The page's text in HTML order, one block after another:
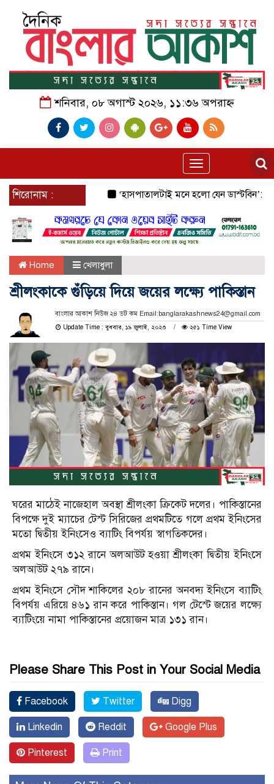
শনিবার, ০৮ অগাস্ট ২০২৬, ১১:৩৬ অপরাহ্ন
Toggle
navigation
শিরোনাম : ‘হাসপাতালটাই মনে হলো যেন ডাস্টবিন’:
Home খেলাধুলা
শ্রীলংকাকে গুঁড়িয়ে দিয়ে জয়ের লক্ষ্যে পাকিস্তান
বাংলার আকাশ নিউজ ২৪ ডট কম Email:banglarakashnews24@gmail.com
Update Time : বুধবার, ১৯ জুলাই, ২০২৩
২৫১ Time View
ঘরের মাঠেই নাজেহাল অবস্থা শ্রীলংকা ক্রিকেট দলের। পাকিস্তানের
বিপক্ষে দুই ম্যাচের টেস্ট সিরিজের প্রথমটিতে গলে প্রথম ইনিংসের
মতো দ্বিতীয় ইনিংসেও ব্যাটিং বিপর্যয় স্বাগতিকদের।
প্রথম ইনিংসে ৩১২ রানে অলআউট হওয়া শ্রীলংকা দ্বিতীয় ইনিংসে
অলআউট ২৭৯ রানে।
প্রথম ইনিংসে সৌদ শাকিলের ২০৮ রানের অনবদ্য ইনিংসে ব্যাটিং
বিপর্যয় এরিয়ে ৪৬১ রান করে পাকিস্তান। গল টেস্টে জয়ের লক্ষ্যে
ব্যাটিংয়ে নামা পাকিস্তানের প্রয়োজন মাত্র ১৩১ রান।
Please Share This Post in Your Social Media
Facebook Twitter Digg
Linkedin Reddit Google Plus
Pinterest Print